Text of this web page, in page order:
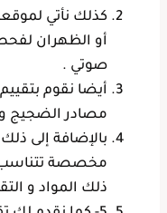
كذلك نأتي
أو الظهران
صوتي .
أيضا نقوم
مصادر الضجيج
بالإضافة إلى
مخصصة تتناسب
ذلك المواد و